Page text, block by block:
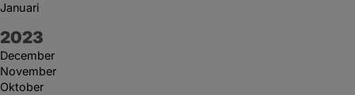
Januari
År:
2023
December
November
Oktober